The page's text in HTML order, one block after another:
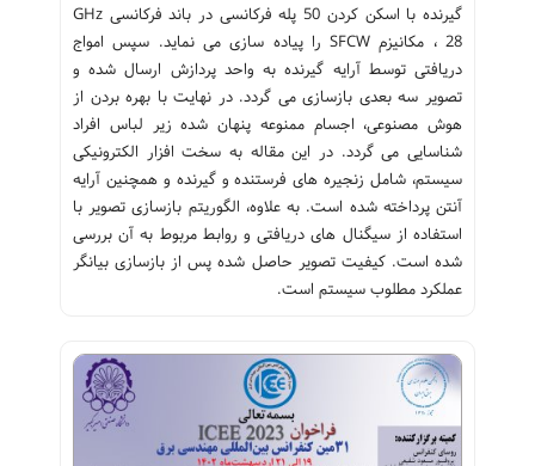
گیرنده با اسکن کردن 50 پله فرکانسی در باند فرکانسی GHz
28 ، مکانیزم SFCW را پیاده سازی می نماید. سپس امواج
دریافتی توسط آرایه گیرنده به واحد پردازش ارسال شده و
تصویر سه بعدی بازسازی می گردد. در نهایت با بهره بردن از
هوش مصنوعی، اجسام ممنوعه پنهان شده زیر لباس افراد
شناسایی می گردد. در این مقاله به سخت افزار الکترونیکی
سیستم، شامل زنجیره های فرستنده و گیرنده و همچنین آرایه
آنتن پرداخته شده است. به علاوه، الگوریتم بازسازی تصویر با
استفاده از سیگنال های دریافتی و روابط مربوط به آن بررسی
شده است. کیفیت تصویر حاصل شده پس از بازسازی بیانگر
عملکرد مطلوب سیستم است.